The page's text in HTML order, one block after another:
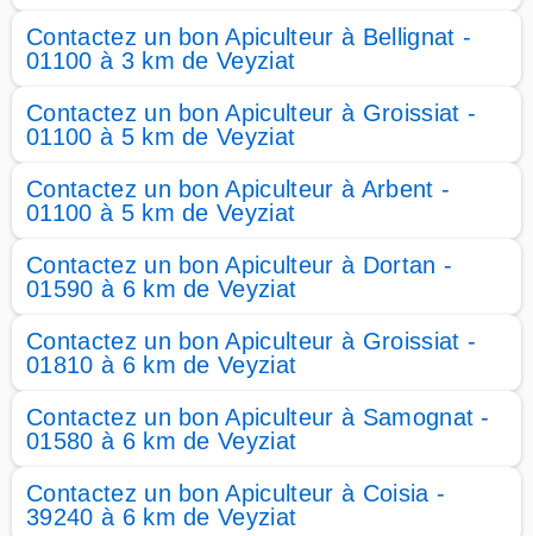
Contactez un bon Apiculteur à Bellignat -
01100 à 3 km de Veyziat
Contactez un bon Apiculteur à Groissiat -
01100 à 5 km de Veyziat
Contactez un bon Apiculteur à Arbent -
01100 à 5 km de Veyziat
Contactez un bon Apiculteur à Dortan -
01590 à 6 km de Veyziat
Contactez un bon Apiculteur à Groissiat -
01810 à 6 km de Veyziat
Contactez un bon Apiculteur à Samognat -
01580 à 6 km de Veyziat
Contactez un bon Apiculteur à Coisia -
39240 à 6 km de Veyziat